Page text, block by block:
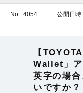
No : 4054 公開日
【
Wallet」ア
英字の場
いですか？